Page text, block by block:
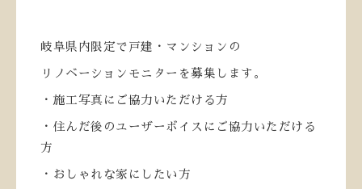
岐阜県内限定で戸建・マンションの
リノベーションモニターを募集します。
・施工写真にご協力いただける方
・住んだ後のユーザーボイスにご協力いただける
方
・おしゃれな家にしたい方